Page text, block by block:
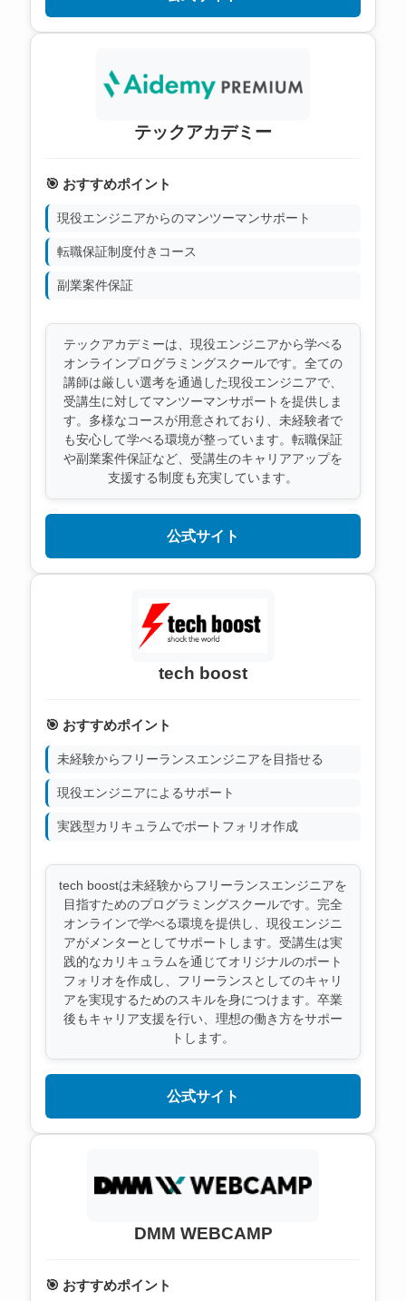
テックアカデミー
🎯 おすすめポイント
現役エンジニアからのマンツーマンサポート
転職保証制度付きコース
副業案件保証
テックアカデミーは、現役エンジニアから学べる
オンラインプログラミングスクールです。全ての
講師は厳しい選考を通過した現役エンジニアで、
受講生に対してマンツーマンサポートを提供しま
す。多様なコースが用意されており、未経験者で
も安心して学べる環境が整っています。転職保証
や副業案件保証など、受講生のキャリアアップを
支援する制度も充実しています。
公式サイト
tech boost
🎯 おすすめポイント
未経験からフリーランスエンジニアを目指せる
現役エンジニアによるサポート
実践型カリキュラムでポートフォリオ作成
tech boostは未経験からフリーランスエンジニアを
目指すためのプログラミングスクールです。完全
オンラインで学べる環境を提供し、現役エンジニ
アがメンターとしてサポートします。受講生は実
践的なカリキュラムを通じてオリジナルのポート
フォリオを作成し、フリーランスとしてのキャリ
アを実現するためのスキルを身につけます。卒業
後もキャリア支援を行い、理想の働き方をサポー
トします。
公式サイト
DMM WEBCAMP
🎯 おすすめポイント